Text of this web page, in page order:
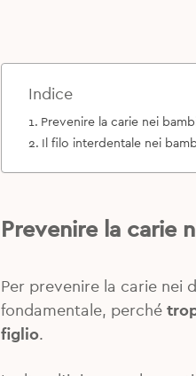
Indice
Prevenire la carie nei
Il filo interdentale nei
Prevenire la carie
Per prevenire la carie nei
fondamentale, perché
figlio.